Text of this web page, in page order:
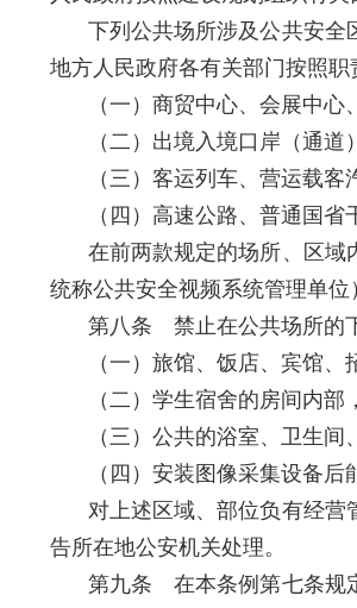
下列公共场所涉及公共安全
地方人民政府各有关部门按照职
（一）商贸中心、会展中
（二）出境入境口岸（通
（三）客运列车、营运载
（四）高速公路、普通国省
在前两款规定的场所、区域
统称公共安全视频系统管理单位
第八条 禁止在公共场所的
（一）旅馆、饭店、宾馆
（二）学生宿舍的房间内
（三）公共的浴室、卫生
（四）安装图像采集设备
对上述区域、部位负有经营
告所在地公安机关处理。
第九条 在本条例第七条规